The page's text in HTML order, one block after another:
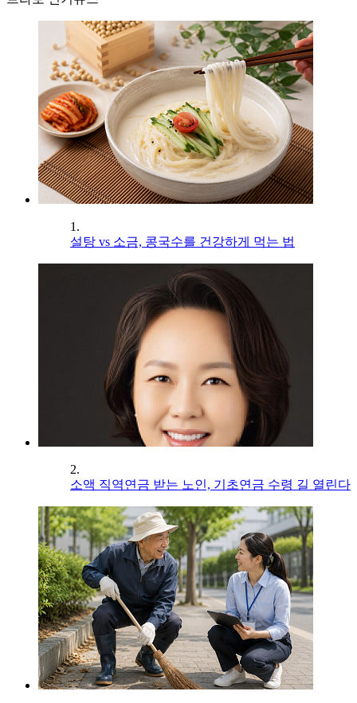
1.
설탕 vs 소금, 콩국수를 건강하게 먹는 법
2.
소액 직역연금 받는 노인, 기초연금 수령 길 열린다